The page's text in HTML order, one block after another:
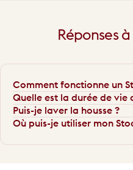
Réponses à
Comment fonctionne un
Quelle est la durée de vie
Puis-je laver la housse ?
Où puis-je utiliser mon